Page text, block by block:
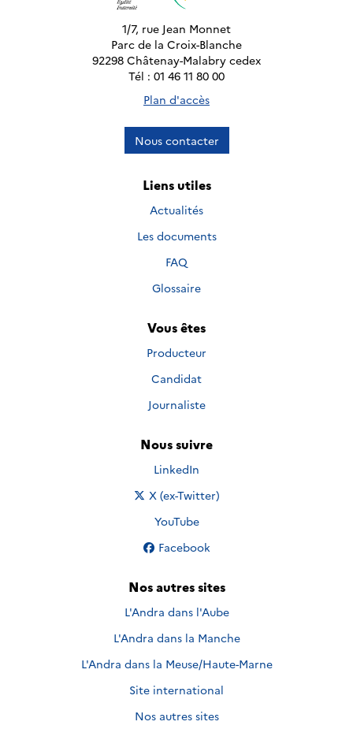
1/7, rue Jean Monnet
Parc de la Croix-Blanche
92298 Châtenay-Malabry cedex
Tél : 01 46 11 80 00
Plan d'accès
Nous contacter
Liens utiles
Actualités
Les documents
FAQ
Glossaire
Vous êtes
Producteur
Candidat
Journaliste
Nous suivre
Nous suivre sur
LinkedIn
Nous suivre sur
X (ex-Twitter)
Nous suivre sur
YouTube
Nous suivre sur
Facebook
Nos autres sites
L'Andra dans l'Aube
L'Andra dans la Manche
L'Andra dans la Meuse/Haute-Marne
Site international
Nos autres sites